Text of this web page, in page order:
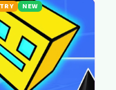
NEW